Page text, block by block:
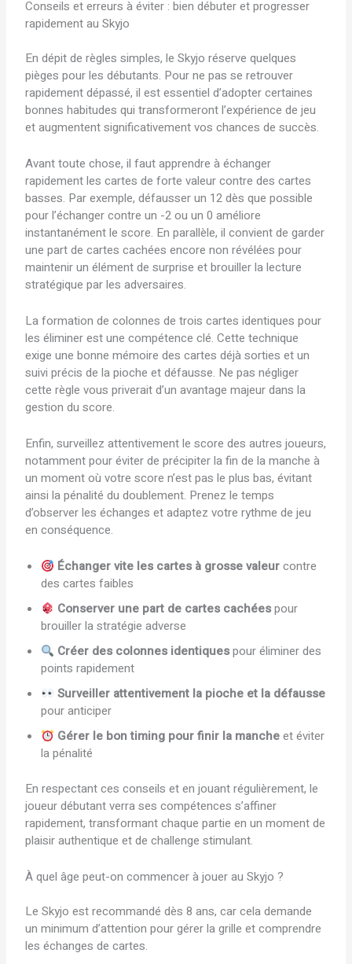
Conseils et erreurs à éviter : bien débuter et progresser
rapidement au Skyjo
En dépit de règles simples, le Skyjo réserve quelques
pièges pour les débutants. Pour ne pas se retrouver
rapidement dépassé, il est essentiel d’adopter certaines
bonnes habitudes qui transformeront l’expérience de jeu
et augmentent significativement vos chances de succès.
Avant toute chose, il faut apprendre à échanger
rapidement les cartes de forte valeur contre des cartes
basses. Par exemple, défausser un 12 dès que possible
pour l’échanger contre un -2 ou un 0 améliore
instantanément le score. En parallèle, il convient de garder
une part de cartes cachées encore non révélées pour
maintenir un élément de surprise et brouiller la lecture
stratégique par les adversaires.
La formation de colonnes de trois cartes identiques pour
les éliminer est une compétence clé. Cette technique
exige une bonne mémoire des cartes déjà sorties et un
suivi précis de la pioche et défausse. Ne pas négliger
cette règle vous priverait d’un avantage majeur dans la
gestion du score.
Enfin, surveillez attentivement le score des autres joueurs,
notamment pour éviter de précipiter la fin de la manche à
un moment où votre score n’est pas le plus bas, évitant
ainsi la pénalité du doublement. Prenez le temps
d’observer les échanges et adaptez votre rythme de jeu
en conséquence.
Échanger vite les cartes à grosse valeurcontre
des cartes faibles
Conserver une part de cartes cachéespour
brouiller la stratégie adverse
Créer des colonnes identiquespour éliminer des
points rapidement
Surveiller attentivement la pioche et la défausse
pour anticiper
Gérer le bon timing pour finir la mancheet éviter
la pénalité
En respectant ces conseils et en jouant régulièrement, le
joueur débutant verra ses compétences s’affiner
rapidement, transformant chaque partie en un moment de
plaisir authentique et de challenge stimulant.
À quel âge peut-on commencer à jouer au Skyjo ?
Le Skyjo est recommandé dès 8 ans, car cela demande
un minimum d’attention pour gérer la grille et comprendre
les échanges de cartes.